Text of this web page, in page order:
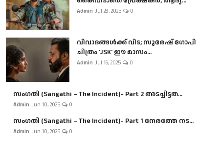
Admin Jul 28, 2025 0
വിവാദങ്ങൾക്ക് വിട; സുരേഷ് ഗോപി
ചിത്രം 'JSK' ഈ മാസം...
Admin Jul 16, 2025 0
സംഗതി (Sangathi – The Incident)- Part 2 അടച്ചിട്ടത...
Admin Jun 10, 2025 0
സംഗതി (Sangathi – The Incident)- Part 1 നേരത്തേ നട...
Admin Jun 10, 2025 0